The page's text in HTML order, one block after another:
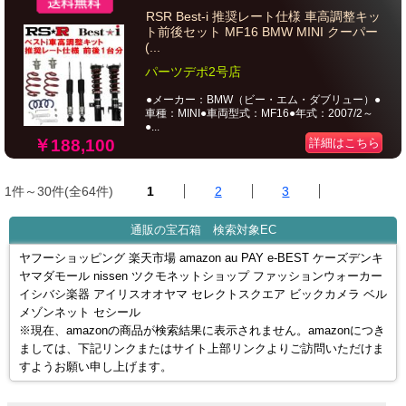
￥188,100
RSR Best-i 推奨レート仕様 車高調整キッ
ト前後セット MF16 BMW MINI クーパー
(...
パーツデポ2号店
●メーカー：BMW（ビー・エム・ダブリュー）●
車種：MINI●車両型式：MF16●年式：2007/2～
●...
詳細はこちら
1件～30件(全64件) 1 2 3
通販の宝石箱 検索対象EC
ヤフーショッピング 楽天市場 amazon au PAY e-BEST ケーズデンキ
ヤマダモール nissen ツクモネットショップ ファッションウォーカー
イシバシ楽器 アイリスオオヤマ セレクトスクエア ビックカメラ ベル
メゾンネット セシール
※現在、amazonの商品が検索結果に表示されません。amazonにつき
ましては、下記リンクまたはサイト上部リンクよりご訪問いただけま
すようお願い申し上げます。